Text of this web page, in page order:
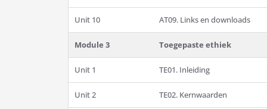
Unit 10 AT09. Links en downloads
Module 3 Toegepaste ethiek
Unit 1 TE01. Inleiding
Unit 2 TE02. Kernwaarden